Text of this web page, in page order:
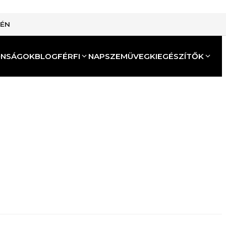
BLOGFÉRFI NAPSZEMÜVEGKIEGÉSZÍTŐK